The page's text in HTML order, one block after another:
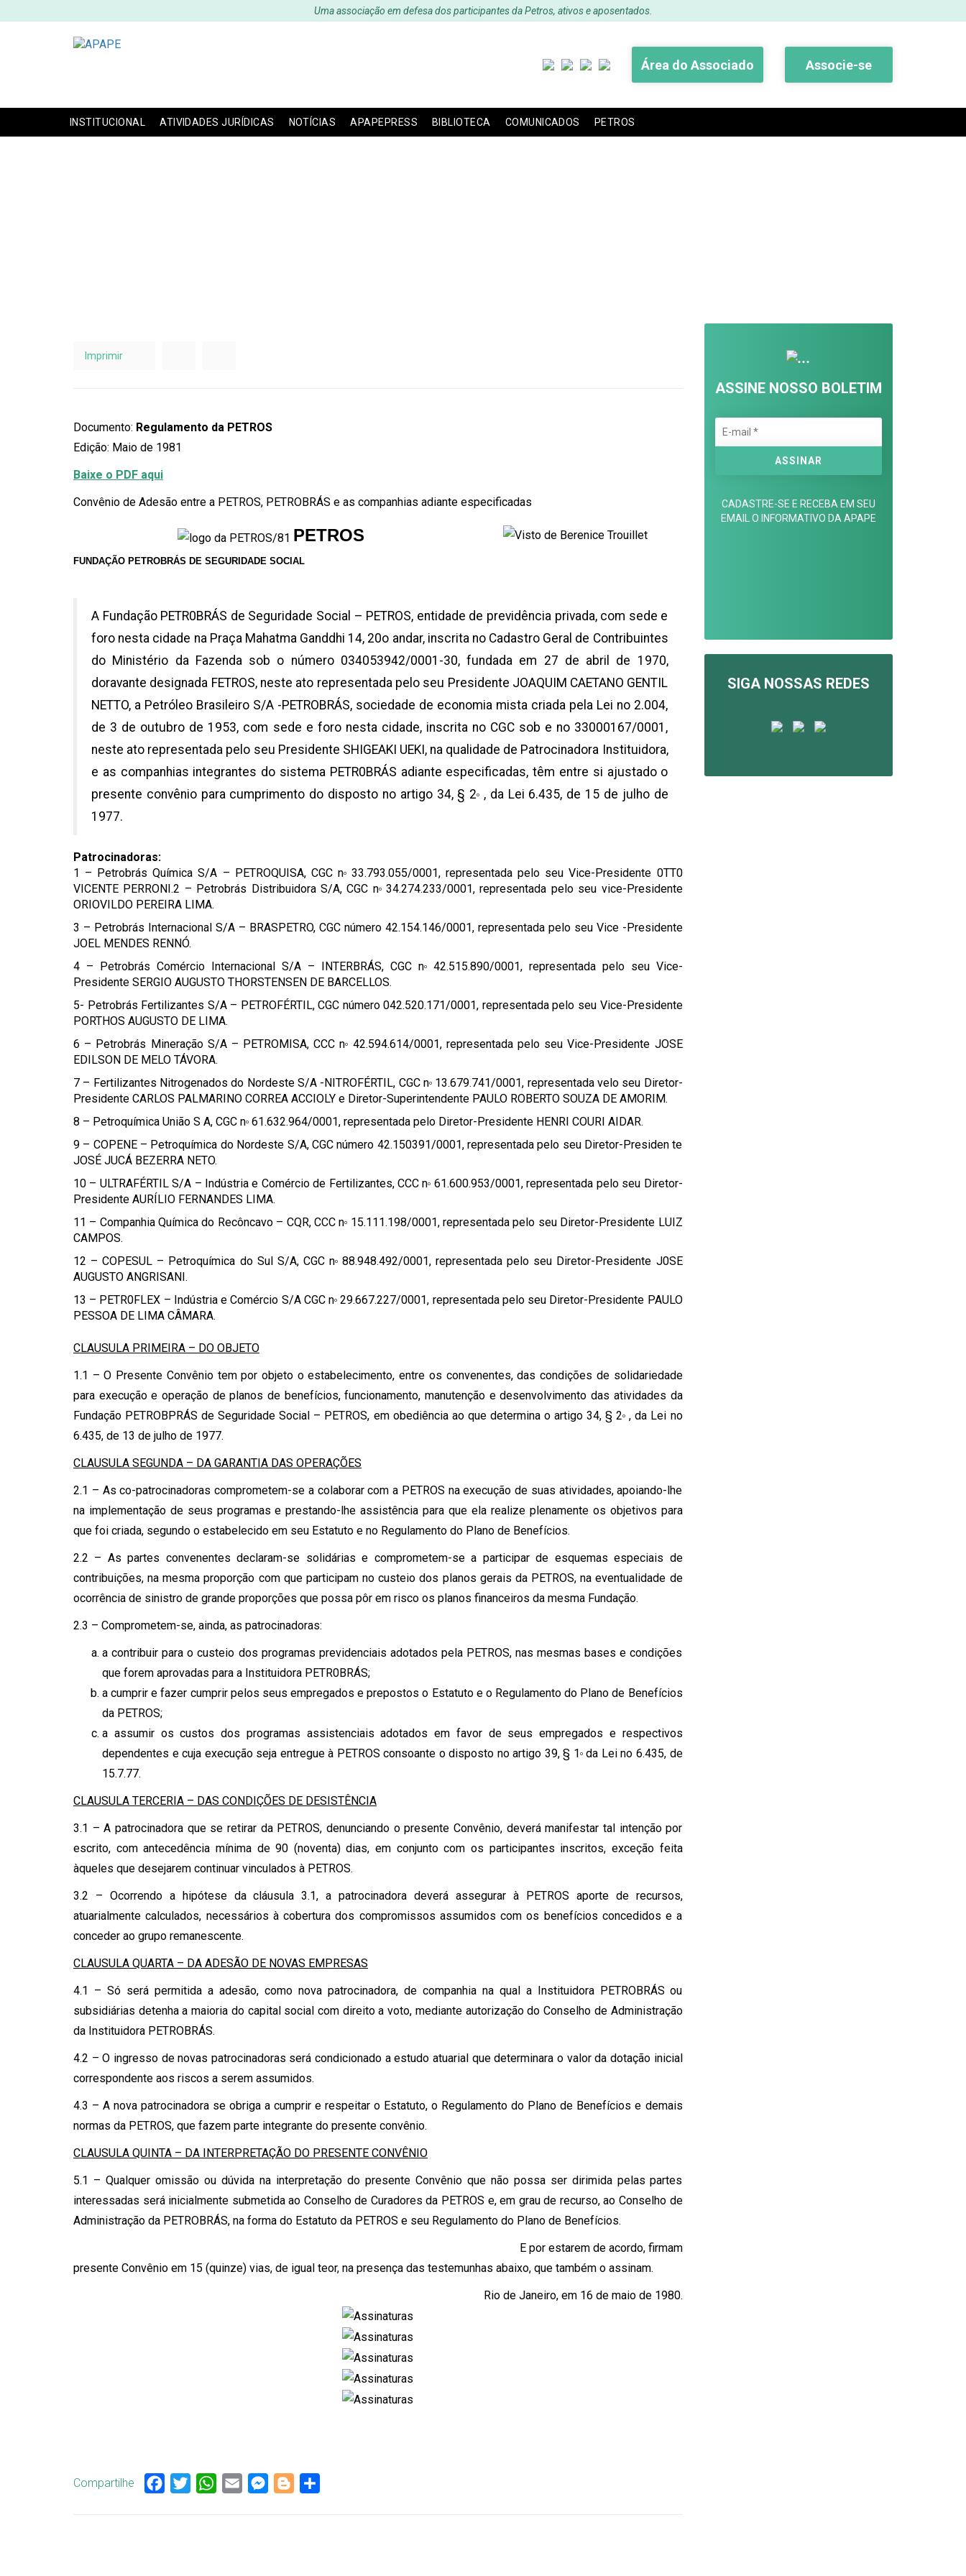
Uma associação em defesa dos participantes da Petros, ativos e aposentados.
Área do Associado Associe-se
INSTITUCIONAL ATIVIDADES JURÍDICAS NOTÍCIAS APAPEPRESS BIBLIOTECA COMUNICADOS PETROS
Imprimir
Documento: Regulamento da PETROS
Edição: Maio de 1981
Baixe o PDF aqui
Convênio de Adesão entre a PETROS, PETROBRÁS e as companhias adiante especificadas
PETROS
FUNDAÇÃO PETROBRÁS DE SEGURIDADE SOCIAL
A Fundação PETR0BRÁS de Seguridade Social – PETROS, entidade de previdência privada, com sede e
foro nesta cidade na Praça Mahatma Ganddhi 14, 20o andar, inscrita no Cadastro Geral de Contribuintes
do Ministério da Fazenda sob o número 034053942/0001-30, fundada em 27 de abril de 1970,
doravante designada FETROS, neste ato representada pelo seu Presidente JOAQUIM CAETANO GENTIL
NETTO, a Petróleo Brasileiro S/A -PETROBRÁS, sociedade de economia mista criada pela Lei no 2.004,
de 3 de outubro de 1953, com sede e foro nesta cidade, inscrita no CGC sob e no 33000167/0001,
neste ato representada pelo seu Presidente SHIGEAKI UEKI, na qualidade de Patrocinadora Instituidora,
e as companhias integrantes do sistema PETR0BRÁS adiante especificadas, têm entre si ajustado o
presente convênio para cumprimento do disposto no artigo 34, § 2o
, da Lei 6.435, de 15 de julho de
1977.
Patrocinadoras:
1 – Petrobrás Química S/A – PETROQUISA, CGC no33.793.055/0001, representada pelo seu Vice-Presidente 0TT0
VICENTE PERRONI.2 – Petrobrás Distribuidora S/A, CGC no34.274.233/0001, representada pelo seu vice-Presidente
ORIOVILDO PEREIRA LIMA.
3 – Petrobrás Internacional S/A – BRASPETRO, CGC número 42.154.146/0001, representada pelo seu Vice -Presidente
JOEL MENDES RENNÓ.
4 – Petrobrás Comércio Internacional S/A – INTERBRÁS, CGC no42.515.890/0001, representada pelo seu Vice-
Presidente SERGIO AUGUSTO THORSTENSEN DE BARCELLOS.
5- Petrobrás Fertilizantes S/A – PETROFÉRTIL, CGC número 042.520.171/0001, representada pelo seu Vice-Presidente
PORTHOS AUGUSTO DE LIMA.
6 – Petrobrás Mineração S/A – PETROMISA, CCC no
42.594.614/0001, representada pelo seu Vice-Presidente JOSE
EDILSON DE MELO TÁVORA.
7 – Fertilizantes Nitrogenados do Nordeste S/A -NITROFÉRTIL, CGC no13.679.741/0001, representada velo seu Diretor-
Presidente CARLOS PALMARINO CORREA ACCIOLY e Diretor-Superintendente PAULO ROBERTO SOUZA DE AMORIM.
8 – Petroquímica União S A, CGC no 61.632.964/0001, representada pelo Diretor-Presidente HENRI COURI AIDAR.
9 – COPENE – Petroquímica do Nordeste S/A, CGC número 42.150391/0001, representada pelo seu Diretor-Presiden te
JOSÉ JUCÁ BEZERRA NETO.
10 – ULTRAFÉRTIL S/A – Indústria e Comércio de Fertilizantes, CCC no
61.600.953/0001, representada pelo seu Diretor-
Presidente AURÍLIO FERNANDES LIMA.
11 – Companhia Química do Recôncavo – CQR, CCC no
15.111.198/0001, representada pelo seu Diretor-Presidente LUIZ
CAMPOS.
12 – COPESUL – Petroquímica do Sul S/A, CGC no88.948.492/0001, representada pelo seu Diretor-Presidente J0SE
AUGUSTO ANGRISANI.
13 – PETR0FLEX – Indústria e Comércio S/A CGC no 29.667.227/0001, representada pelo seu Diretor-Presidente PAULO
PESSOA DE LIMA CÂMARA.
CLAUSULA PRIMEIRA – DO OBJETO
1.1 – O Presente Convênio tem por objeto o estabelecimento, entre os convenentes, das condições de solidariedade
para execução e operação de planos de benefícios, funcionamento, manutenção e desenvolvimento das atividades da
Fundação PETROBPRÁS de Seguridade Social – PETROS, em obediência ao que determina o artigo 34, § 2o
, da Lei no
6.435, de 13 de julho de 1977.
CLAUSULA SEGUNDA – DA GARANTIA DAS OPERAÇÕES
2.1 – As co-patrocinadoras comprometem-se a colaborar com a PETROS na execução de suas atividades, apoiando-lhe
na implementação de seus programas e prestando-lhe assistência para que ela realize plenamente os objetivos para
que foi criada, segundo o estabelecido em seu Estatuto e no Regulamento do Plano de Benefícios.
2.2 – As partes convenentes declaram-se solidárias e comprometem-se a participar de esquemas especiais de
contribuições, na mesma proporção com que participam no custeio dos planos gerais da PETROS, na eventualidade de
ocorrência de sinistro de grande proporções que possa pôr em risco os planos financeiros da mesma Fundação.
2.3 – Comprometem-se, ainda, as patrocinadoras:
a contribuir para o custeio dos programas previdenciais adotados pela PETROS, nas mesmas bases e condições
que forem aprovadas para a Instituidora PETR0BRÁS;
a cumprir e fazer cumprir pelos seus empregados e prepostos o Estatuto e o Regulamento do Plano de Benefícios
da PETROS;
a assumir os custos dos programas assistenciais adotados em favor de seus empregados e respectivos
dependentes e cuja execução seja entregue à PETROS consoante o disposto no artigo 39, § 1 oda Lei no 6.435, de
15.7.77.
CLAUSULA TERCERIA – DAS CONDIÇÕES DE DESISTÊNCIA
3.1 – A patrocinadora que se retirar da PETROS, denunciando o presente Convênio, deverá manifestar tal intenção por
escrito, com antecedência mínima de 90 (noventa) dias, em conjunto com os participantes inscritos, exceção feita
àqueles que desejarem continuar vinculados à PETROS.
3.2 – Ocorrendo a hipótese da cláusula 3.1, a patrocinadora deverá assegurar à PETROS aporte de recursos,
atuarialmente calculados, necessários à cobertura dos compromissos assumidos com os benefícios concedidos e a
conceder ao grupo remanescente.
CLAUSULA QUARTA – DA ADESÃO DE NOVAS EMPRESAS
4.1 – Só será permitida a adesão, como nova patrocinadora, de companhia na qual a Instituidora PETROBRÁS ou
subsidiárias detenha a maioria do capital social com direito a voto, mediante autorização do Conselho de Administração
da Instituidora PETROBRÁS.
4.2 – O ingresso de novas patrocinadoras será condicionado a estudo atuarial que determinara o valor da dotação inicial
correspondente aos riscos a serem assumidos.
4.3 – A nova patrocinadora se obriga a cumprir e respeitar o Estatuto, o Regulamento do Plano de Benefícios e demais
normas da PETROS, que fazem parte integrante do presente convênio.
CLAUSULA QUINTA – DA INTERPRETAÇÃO DO PRESENTE CONVÊNIO
5.1 – Qualquer omissão ou dúvida na interpretação do presente Convênio que não possa ser dirimida pelas partes
interessadas será inicialmente submetida ao Conselho de Curadores da PETROS e, em grau de recurso, ao Conselho de
Administração da PETROBRÁS, na forma do Estatuto da PETROS e seu Regulamento do Plano de Benefícios.
E por estarem de acordo, firmam
presente Convênio em 15 (quinze) vias, de igual teor, na presença das testemunhas abaixo, que também o assinam.
Rio de Janeiro, em 16 de maio de 1980.
Compartilhe Facebook
TwitterWhatsApp
Email Messenger
Blogger
ASSINE NOSSO BOLETIM
CADASTRE-SE E RECEBA EM SEU
EMAIL O INFORMATIVO DA APAPE
SIGA NOSSAS REDES